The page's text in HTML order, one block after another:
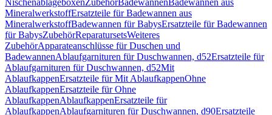
NischenablageboxenZubehörBadewannenBadewannen aus
MineralwerkstoffErsatzteile für Badewannen aus
MineralwerkstoffBadewannen für BabysErsatzteile für Badewannen
für BabysZubehörReparatursetsWeiteres
ZubehörApparateanschlüsse für Duschen und
BadewannenAblaufgarnituren für Duschwannen, d52Ersatzteile für
Ablaufgarnituren für Duschwannen, d52Mit
AblaufkappenErsatzteile für Mit AblaufkappenOhne
AblaufkappenErsatzteile für Ohne
AblaufkappenAblaufkappenErsatzteile für
AblaufkappenAblaufgarnituren für Duschwannen, d90Ersatzteile